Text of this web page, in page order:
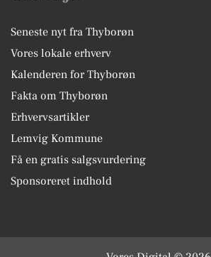
Seneste nyt fra Thyborøn
Vores lokale erhverv
Kalenderen for Thyborøn
Fakta om Thyborøn
Erhvervsartikler
Lemvig Kommune
Få en gratis salgsvurdering
Sponsoreret indhold